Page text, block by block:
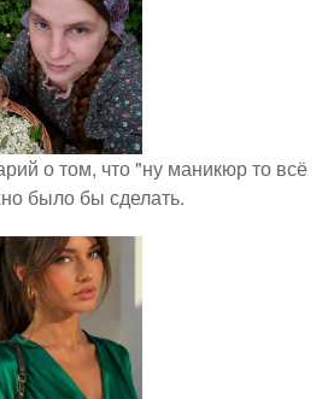
о том, что "ну маникюр то всё
было бы сделать.